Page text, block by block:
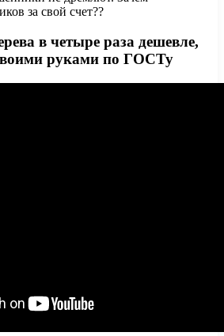
за свой счет??
в четыре раза дешевле,
руками по ГОСТу